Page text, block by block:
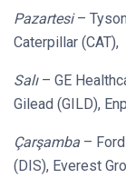
Pazartesi–
Caterpillar (CAT),
Salı– GE
Gilead (GILD),
Çarşamba –
(DIS), Everest